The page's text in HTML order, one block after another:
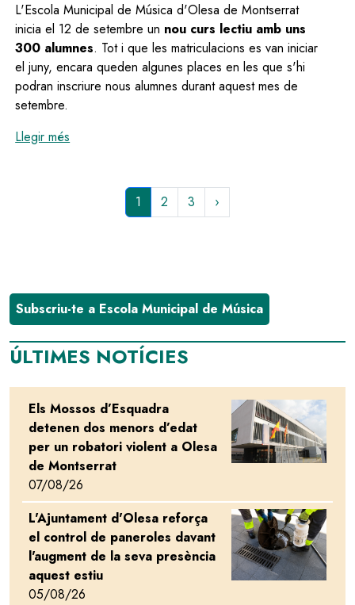
L'Escola Municipal de Música d'Olesa de Montserrat
inicia el 12 de setembre un nou curs lectiu amb uns
300 alumnes. Tot i que les matriculacions es van iniciar
el juny, encara queden algunes places en les que s'hi
podran inscriure nous alumnes durant aquest mes de
setembre.
Llegir més
Pàgina
actual
1 Page
2 Page
3
Subscriu-te a Escola Municipal de Música
ÚLTIMES NOTÍCIES
Els Mossos d’Esquadra
detenen dos menors d’edat
per un robatori violent a Olesa
de Montserrat
07/08/26
Image
L'Ajuntament d'Olesa reforça
el control de paneroles davant
l'augment de la seva presència
aquest estiu
05/08/26
Image